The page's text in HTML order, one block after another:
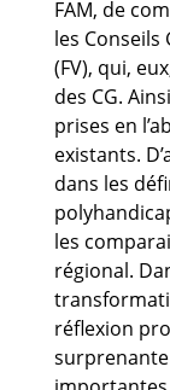
FAM, de
les Conseils
(FV), qui,
des CG.
prises en
existants.
dans les
les
régional.
réflexion